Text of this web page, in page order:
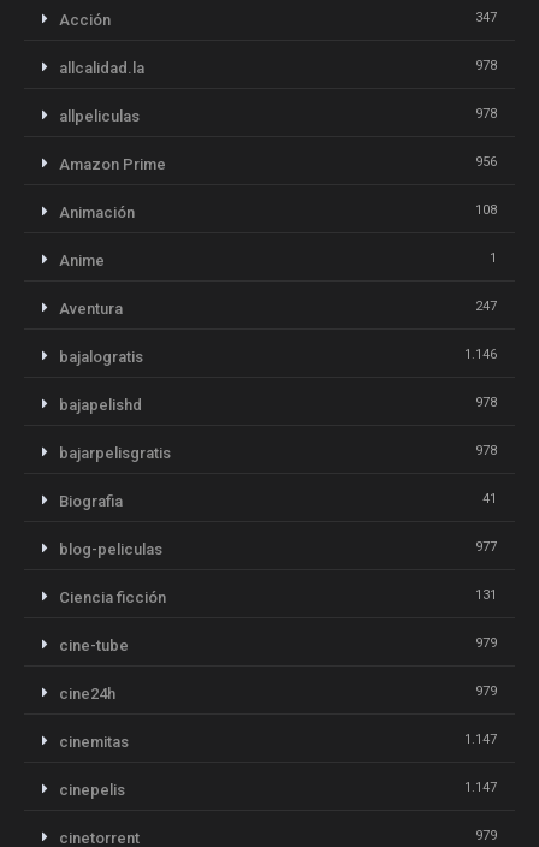
Acción 347
allcalidad.la 978
allpeliculas 978
Amazon Prime 956
Animación 108
Anime 1
Aventura 247
bajalogratis 1.146
bajapelishd 978
bajarpelisgratis 978
Biografia 41
blog-peliculas 977
Ciencia ficción 131
cine-tube 979
cine24h 979
cinemitas 1.147
cinepelis 1.147
cinetorrent 979